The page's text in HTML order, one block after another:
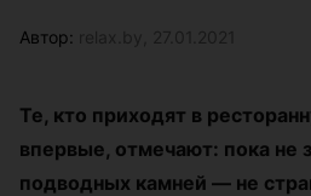
Автор:
Те, кто приходят в
впервые, отмечают: пока не
подводных камней — не